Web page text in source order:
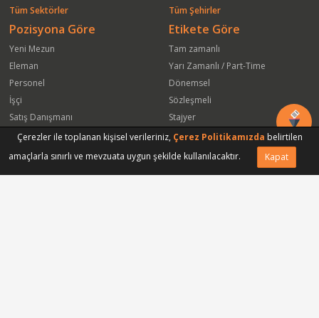
Tüm Sektörler
Tüm Şehirler
Pozisyona Göre
Yeni Mezun
Eleman
Personel
İşçi
Satış Danışmanı
Öğrenci
Satış Elemanı
Etikete Göre
Tam zamanlı
Yarı Zamanlı / Part-Time
Dönemsel
Sözleşmeli
Stajyer
Freelance
Yeni Mezun
Çerezler ile toplanan kişisel verileriniz, Çerez Politikamızda belirtilen
amaçlarla sınırlı ve mevzuata uygun şekilde kullanılacaktır.
Kapat